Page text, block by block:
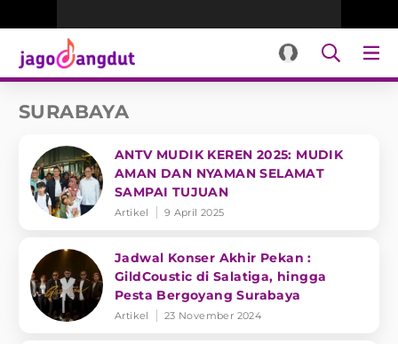
SURABAYA
ANTV MUDIK KEREN 2025: MUDIK
AMAN DAN NYAMAN SELAMAT
SAMPAI TUJUAN
Artikel 9 April 2025
Jadwal Konser Akhir Pekan :
GildCoustic di Salatiga, hingga
Pesta Bergoyang Surabaya
Artikel 23 November 2024